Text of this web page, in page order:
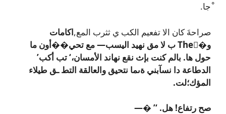
ْجا.
صراحةَ كان الا تفعيم الكب ي ثثرب المع,اكامات
و�Theُ ب لا مق نهيد اليسب— مع تحي��أون ما
حول ها. بالم كنت بإث نقع نهاند الأمسان‌،‘ تب أكب’
الدطاعة دا نسآبني ةىما نتحيق والعالقة التط ـق طيلاء
المؤك؛لت.
صح رتفاع! هل. ‘’ �—